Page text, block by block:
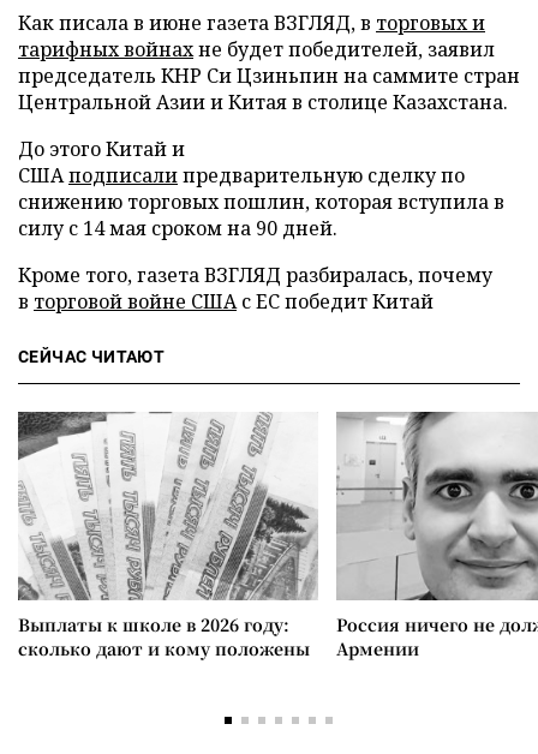
Как писала в июне газета ВЗГЛЯД, в торговых и
тарифных войнахне будет победителей, заявил
председатель КНР Си Цзиньпин на саммите стран
Центральной Азии и Китая в столице Казахстана.
До этого Китай и
СШАподписалипредварительную сделку по
снижению торговых пошлин, которая вступила в
силу с 14 мая сроком на 90 дней.
Кроме того, газета ВЗГЛЯД разбиралась, почему
в торговой войне СШАс ЕС победит Китай
СЕЙЧАС ЧИТАЮТ
Выплаты к школе в 2026 году:
сколько дают и кому положены
Россия ничего не
Армении